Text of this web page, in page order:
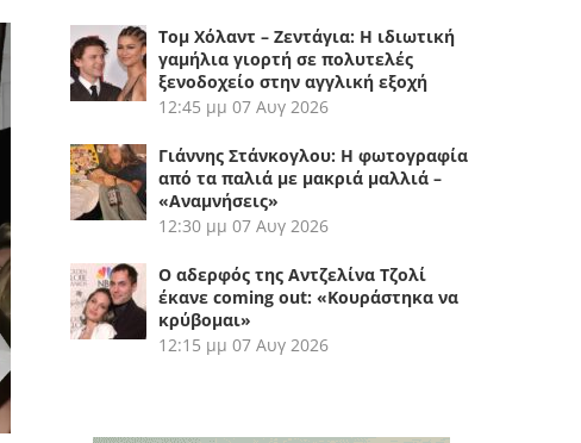
Τομ Χόλαντ – Ζεντάγια: Η ιδιωτική
γαμήλια γιορτή σε πολυτελές
ξενοδοχείο στην αγγλική εξοχή
12:45 μμ 07 Αυγ 2026
Γιάννης Στάνκογλου: Η φωτογραφία
από τα παλιά με μακριά μαλλιά –
«Αναμνήσεις»
12:30 μμ 07 Αυγ 2026
Ο αδερφός της Αντζελίνα Τζολί
έκανε coming out: «Κουράστηκα να
κρύβομαι»
12:15 μμ 07 Αυγ 2026